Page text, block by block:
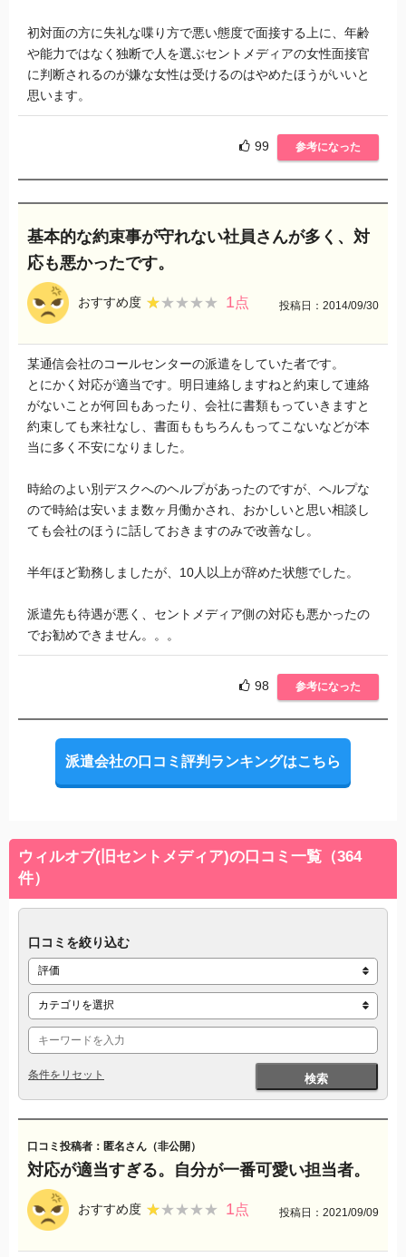
初対面の方に失礼な喋り方で悪い態度で面接する上に、年齢
や能力ではなく独断で人を選ぶセントメディアの女性面接官
に判断されるのが嫌な女性は受けるのはやめたほうがいいと
思います。
99 参考になった
基本的な約束事が守れない社員さんが多く、対
応も悪かったです。
おすすめ度 ★★★★★
★★★★★ 1点 投稿日：2014/09/30
某通信会社のコールセンターの派遣をしていた者です。
とにかく対応が適当です。明日連絡しますねと約束して連絡
がないことが何回もあったり、会社に書類もっていきますと
約束しても来社なし、書面ももちろんもってこないなどが本
当に多く不安になりました。
時給のよい別デスクへのヘルプがあったのですが、ヘルプな
ので時給は安いまま数ヶ月働かされ、おかしいと思い相談し
ても会社のほうに話しておきますのみで改善なし。
半年ほど勤務しましたが、10人以上が辞めた状態でした。
派遣先も待遇が悪く、セントメディア側の対応も悪かったの
でお勧めできません。。。
98 参考になった
派遣会社の口コミ評判ランキングはこちら
ウィルオブ(旧セントメディア)の口コミ一覧（364
件）
口コミを絞り込む
検索
条件をリセット
口コミ投稿者：匿名さん（非公開）
対応が適当すぎる。自分が一番可愛い担当者。
おすすめ度 ★★★★★
★★★★★ 1点 投稿日：2021/09/09